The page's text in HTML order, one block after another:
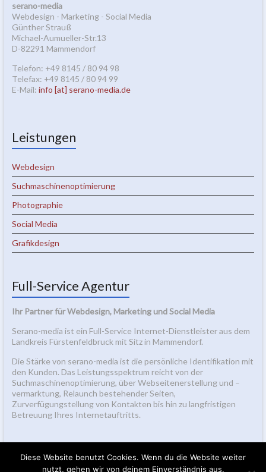
serano-media
Webdesign - Marketing - Social Media
Günther Strauß
Michael-Aumueller-Str.13
D-82291 Mammendorf
Telefon: +49 8145 / 80 94 98
Telefax: +49 8145 / 80 94 99
E-Mail: info [at] serano-media.de
Leistungen
Webdesign
Suchmaschinenoptimierung
Photographie
Social Media
Grafikdesign
Full-Service Agentur
Ihr Partner für Webdesign, Marketing und Social Media
Serano-media ist ein Full-Service Internet-Dienstleister aus dem
Landkreis Fürstenfeldbruck mit Sitz in Mammendorf.
Die Stärke von serano-media ist die persönliche Identifikation mit
den Kunden. Das Leistungsspektrum reicht von der
Suchmaschinenoptimierung, über Webseitenerstellung und –
vermarktung, Relaunch bestehender Seiten,
Zurverfügungstellung von Kontakten bis hin zu langfristigen
Betreuung Ihres Internetauftritts.
Diese Website benutzt Cookies. Wenn du die Website weiter
nutzt, gehen wir von deinem Einverständnis aus.